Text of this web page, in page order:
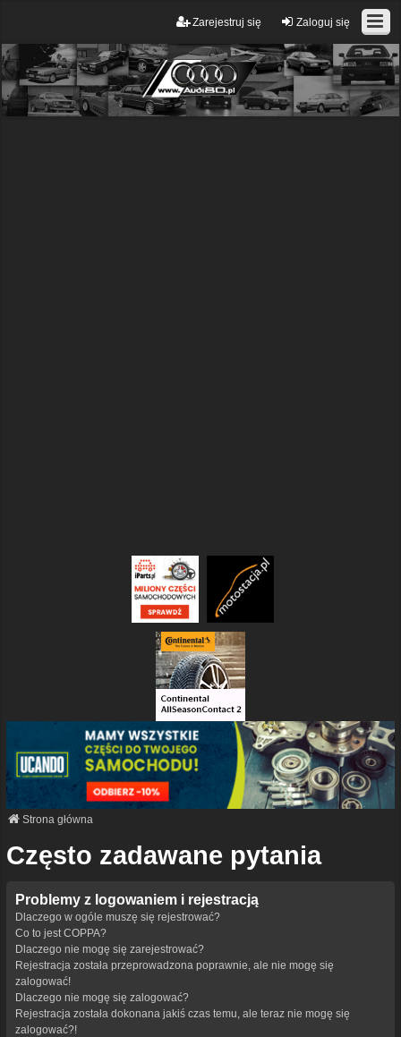
Zaloguj się
Zarejestruj się
Strona główna
Często zadawane pytania
Problemy z logowaniem i rejestracją
Dlaczego w ogóle muszę się rejestrować?
Co to jest COPPA?
Dlaczego nie mogę się zarejestrować?
Rejestracja została przeprowadzona poprawnie, ale nie mogę się
zalogować!
Dlaczego nie mogę się zalogować?
Rejestracja została dokonana jakiś czas temu, ale teraz nie mogę się
zalogować?!